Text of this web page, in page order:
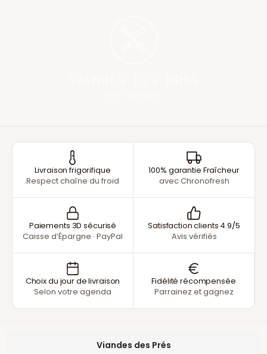
Livraison frigorifique
Respect chaîne du froid
100% garantie Fraîcheur
avec Chronofresh
Paiements 3D sécurisé
Caisse d’Épargne · PayPal
Satisfaction clients 4.9/5
Avis vérifiés
Choix du jour de livraison
Selon votre agenda
Fidélité récompensée
Parrainez et gagnez
Viandes des Prés